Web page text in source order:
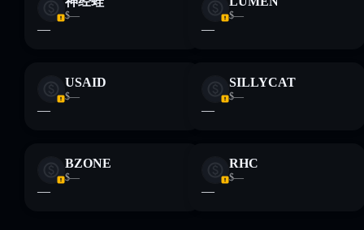
$—
—
$—
—
USAID
$—
—
SILLYCAT
$—
—
BZONE
$—
—
RHC
$—
—